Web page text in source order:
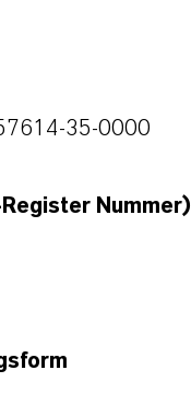
35-0000
Nummer)